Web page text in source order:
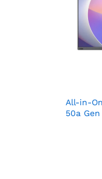
All-in-
50a